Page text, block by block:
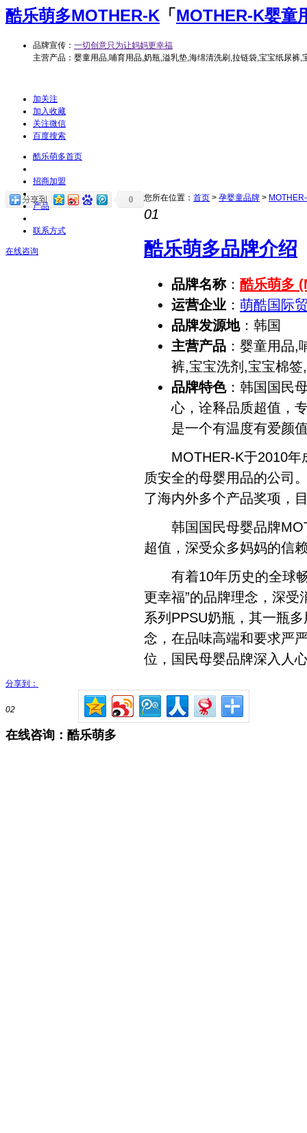
酷乐萌多MOTHER-K 「MOTHER-K婴童
品牌宣传： 一切创意只为让妈妈更幸福
主营产品：婴童用品,哺育用品,奶瓶,溢乳垫,海绵清洗刷,拉链袋,宝宝纸尿裤,
加关注
加入收藏
关注微信
百度搜索
酷乐萌多首页
招商加盟
产品
联系方式
在线咨询
0 您所在位置： 首页 > 孕婴童品牌 >
01
酷乐萌多品牌介绍
品牌名称： 酷乐萌多
运营企业 ： 萌酷国际
品牌发源地：韩国
主营产品 ：婴童用品
裤,宝宝洗剂,宝宝棉
品牌特色：韩国国民
心，诠释品质超值，
是一个有温度有爱颜
MOTHER-K于2010年
质安全的母婴用品的公司
了海内外多个产品奖项，
韩国国民母婴品牌
超值，深受众多妈妈的信
有着10年历史的全球畅
更幸福”的品牌理念，深
系列PPSU奶瓶，其一瓶
念，在品味高端和要求严
位，国民母婴品牌深入人
分享到：
02
在线咨询：酷乐萌多